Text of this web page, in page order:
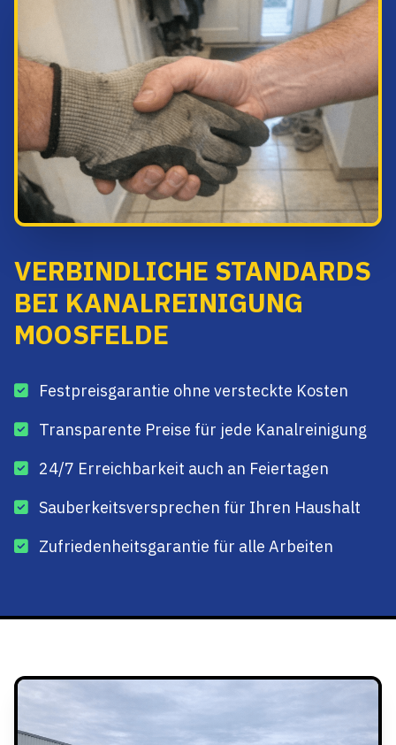
VERBINDLICHE STANDARDS
BEI KANALREINIGUNG
MOOSFELDE
Festpreisgarantie ohne versteckte Kosten
Transparente Preise für jede Kanalreinigung
24/7 Erreichbarkeit auch an Feiertagen
Sauberkeitsversprechen für Ihren Haushalt
Zufriedenheitsgarantie für alle Arbeiten